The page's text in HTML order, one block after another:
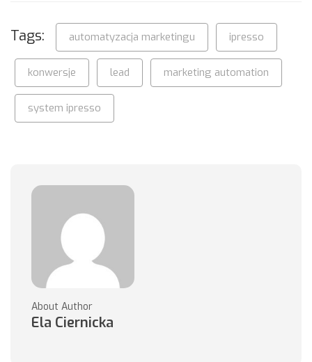
Tags: automatyzacja marketingu ipresso
konwersje lead marketing automation
system ipresso
About Author
Ela Ciernicka